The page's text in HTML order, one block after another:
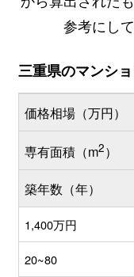
参考にし
三重県のマンシ
価格相場（万円）
専有面積（m2）
築年数（年）
1,400万円
20~80